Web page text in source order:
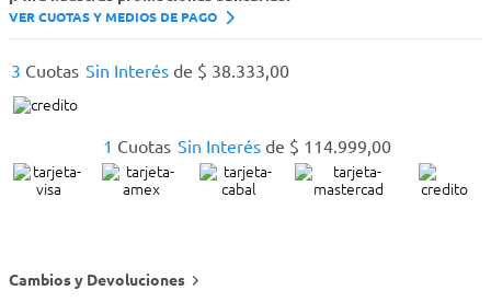
VER CUOTAS Y MEDIOS DE PAGO
1 Cuotas Sin Interésde $ 114.999,00
3 Cuotas Sin Interés de $ 38.333,00
Cambios y Devoluciones